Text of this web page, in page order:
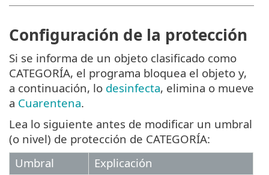
Configuración de la protección
Si se informa de un objeto clasificado como
CATEGORÍA, el programa bloquea el objeto y,
a continuación, lo desinfecta, elimina o mueve
a Cuarentena.
Lea lo siguiente antes de modificar un umbral
(o nivel) de protección de CATEGORÍA:
Umbral
Explicación